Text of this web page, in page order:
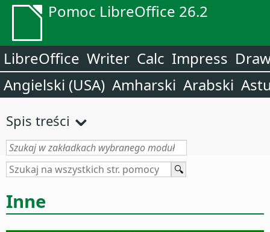
Pomoc LibreOffice 26.2
LibreOffice Writer Calc Impress
Angielski (USA) Amharski Arabski
Spis treści
Inne